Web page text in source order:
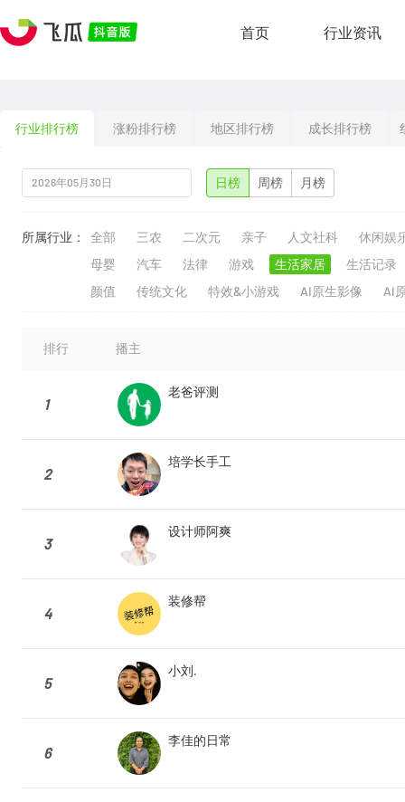
首页 行业资讯
行业排行榜 涨粉排行榜 地区排行榜 成长排行榜
日榜 周榜 月榜
所属行业： 全部 三农 二次元 亲子 人文社科
休闲娱
母婴
汽车 法律 游戏 生活家居
生活记录
颜值
传统文化 特效&小游戏 AI原生影像 AI
排行 播主
1
老爸评测
2
培学长手工
3
设计师阿爽
4
装修帮
5
小刘.
6
李佳的日常